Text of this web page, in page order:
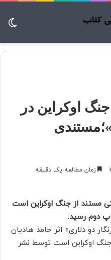
اوکراین در
زمان مطالعه یک دقیقه
مستند از جنگ اوکراین است
دوم رسید.
دو دلاری» اثر حامد هادیان
اوکراین است توسط نشر